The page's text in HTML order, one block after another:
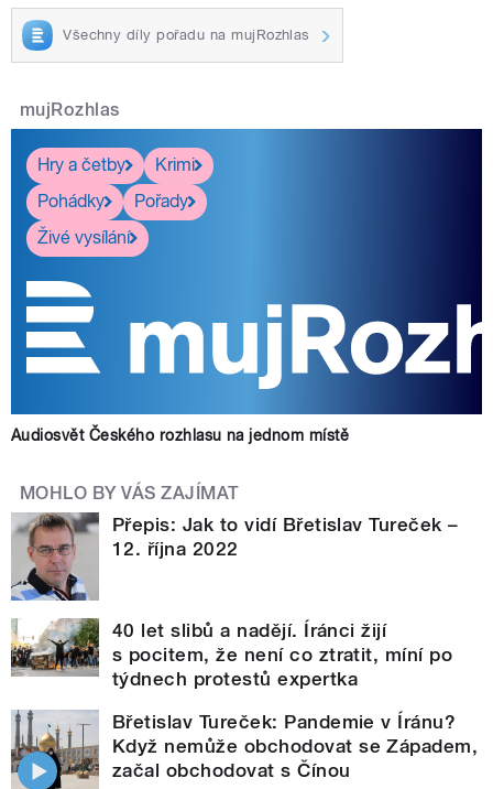
Všechny díly pořadu na mujRozhlas
mujRozhlas
Hry a četby
Krimi
Pohádky
Pořady
Živé vysílání
Audiosvět Českého rozhlasu na jednom místě
MOHLO BY VÁS ZAJÍMAT
Přepis: Jak to vidí Břetislav Tureček –
12. října 2022
40 let slibů a nadějí. Íránci žijí
s pocitem, že není co ztratit, míní po
týdnech protestů expertka
Břetislav Tureček: Pandemie v Íránu?
Když nemůže obchodovat se Západem,
začal obchodovat s Čínou